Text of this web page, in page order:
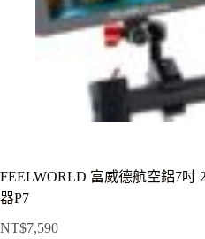
FEELWORLD 富威德航空鋁7吋
器P7
NT$7,590